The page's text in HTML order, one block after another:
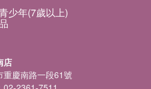
少年(7歲以上)
店
重慶南路一段61號